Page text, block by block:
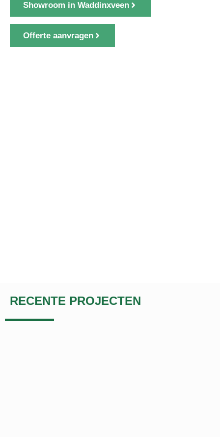
Showroom in Waddinxveen
Offerte aanvragen
RECENTE PROJECTEN